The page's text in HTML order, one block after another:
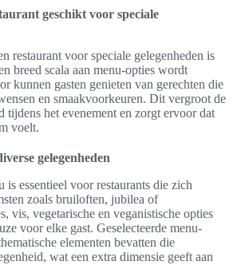
geschikt voor speciale
restaurant voor speciale gelegenheden is
breed scala aan menu-opties wordt
kunnen gasten genieten van gerechten die
en smaakvoorkeuren. Dit vergroot de
tijdens het evenement en zorgt ervoor dat
voelt.
gelegenheden
is essentieel voor restaurants die zich
zoals bruiloften, jubilea of
vis, vegetarische en veganistische opties
voor elke gast. Geselecteerde menu-
elementen bevatten die
wat een extra dimensie geeft aan